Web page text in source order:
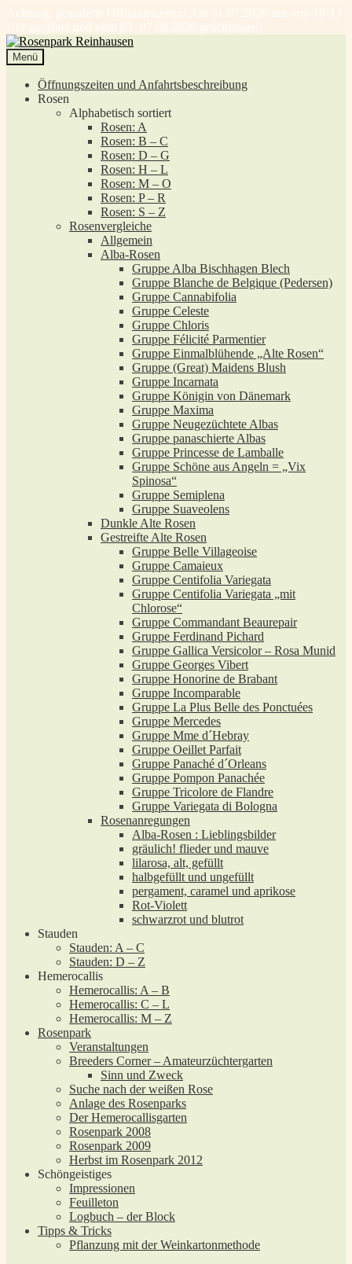
Achtung, geänderte Öffnungszeiten! Am 31.07.2026 nur von 10-13
Uhr geöffnet und vom 03.-07.08.2026 geschlossen!
Zur
Navigation
springen
Zum
Inhalt
springen
Menü
Öffnungszeiten und Anfahrtsbeschreibung
Rosen
Alphabetisch sortiert
Rosen: A
Rosen: B – C
Rosen: D – G
Rosen: H – L
Rosen: M – O
Rosen: P – R
Rosen: S – Z
Rosenvergleiche
Allgemein
Alba-Rosen
Gruppe Alba Bischhagen Blech
Gruppe Blanche de Belgique (Pedersen)
Gruppe Cannabifolia
Gruppe Celeste
Gruppe Chloris
Gruppe Félicité Parmentier
Gruppe Einmalblühende „Alte Rosen“
Gruppe (Great) Maidens Blush
Gruppe Incarnata
Gruppe Königin von Dänemark
Gruppe Maxima
Gruppe Neugezüchtete Albas
Gruppe panaschierte Albas
Gruppe Princesse de Lamballe
Gruppe Schöne aus Angeln = „Vix
Spinosa“
Gruppe Semiplena
Gruppe Suaveolens
Dunkle Alte Rosen
Gestreifte Alte Rosen
Gruppe Belle Villageoise
Gruppe Camaieux
Gruppe Centifolia Variegata
Gruppe Centifolia Variegata „mit
Chlorose“
Gruppe Commandant Beaurepair
Gruppe Ferdinand Pichard
Gruppe Gallica Versicolor – Rosa Munid
Gruppe Georges Vibert
Gruppe Honorine de Brabant
Gruppe Incomparable
Gruppe La Plus Belle des Ponctuées
Gruppe Mercedes
Gruppe Mme d´Hebray
Gruppe Oeillet Parfait
Gruppe Panaché d´Orleans
Gruppe Pompon Panachée
Gruppe Tricolore de Flandre
Gruppe Variegata di Bologna
Rosenanregungen
Alba-Rosen : Lieblingsbilder
gräulich! flieder und mauve
lilarosa, alt, gefüllt
halbgefüllt und ungefüllt
pergament, caramel und aprikose
Rot-Violett
schwarzrot und blutrot
Stauden
Stauden: A – C
Stauden: D – Z
Hemerocallis
Hemerocallis: A – B
Hemerocallis: C – L
Hemerocallis: M – Z
Rosenpark
Veranstaltungen
Breeders Corner – Amateurzüchtergarten
Sinn und Zweck
Suche nach der weißen Rose
Anlage des Rosenparks
Der Hemerocallisgarten
Rosenpark 2008
Rosenpark 2009
Herbst im Rosenpark 2012
Schöngeistiges
Impressionen
Feuilleton
Logbuch – der Block
Tipps & Tricks
Pflanzung mit der Weinkartonmethode